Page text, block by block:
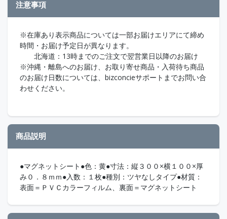
注意事項
※在庫あり表示商品については一部お届けエリアにて締め
時間・お届け予定日が異なります。
北海道：13時までのご注文で翌営業日以降のお届け
※沖縄・離島へのお届け、お取り寄せ商品・入荷待ち商品
のお届け日数については、bizconcieサポートまでお問い合
わせください。
商品説明
●マグネットシート●色：黄●寸法：縦３００×横１００×厚
み０．８ｍｍ●入数：１枚●種別：ツヤなしタイプ●材質：
表面＝ＰＶＣカラーフィルム、裏面＝マグネットシート